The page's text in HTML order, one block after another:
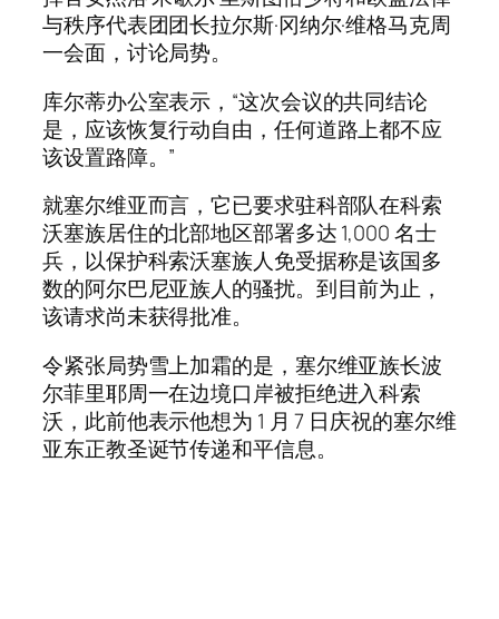
与秩序代表团团长拉尔斯·冈纳尔·维格马克周
一会面，讨论局势。
库尔蒂办公室表示，“这次会议的共同结论
是，应该恢复行动自由，任何道路上都不应
该设置路障。”
就塞尔维亚而言，它已要求驻科部队在科索
沃塞族居住的北部地区部署多达 1,000 名士
兵，以保护科索沃塞族人免受据称是该国多
数的阿尔巴尼亚族人的骚扰。到目前为止，
该请求尚未获得批准。
令紧张局势雪上加霜的是，塞尔维亚族长波
尔菲里耶周一在边境口岸被拒绝进入科索
沃，此前他表示他想为 1 月 7 日庆祝的塞尔维
亚东正教圣诞节传递和平信息。